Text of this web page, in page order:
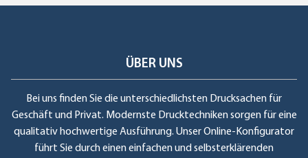
ÜBER UNS
Bei uns finden Sie die unterschiedlichsten Drucksachen für
Geschäft und Privat. Modernste Drucktechniken sorgen für eine
qualitativ hochwertige Ausführung. Unser Online-Konfigurator
führt Sie durch einen einfachen und selbsterklärenden